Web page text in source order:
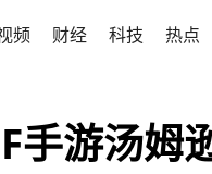
频 财经 科技 热点
手游汤姆